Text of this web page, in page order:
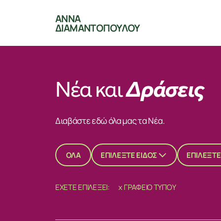
ΑΝΝΑ
ΔΙΑΜΑΝΤΟΠΟΥΛΟΥ
Νέα καιΔράσεις
Διαβάστε εδώ όλα μας τα Νέα.
ΟΛΑ ΕΠΙΛΕΞΤΕ ΕΙΔΟΣ
ΕΧΕΤΕ ΕΠΙΛΕΞΕΙ: x ΓΡΑΦΕΙΟ ΤΥΠΟΥ